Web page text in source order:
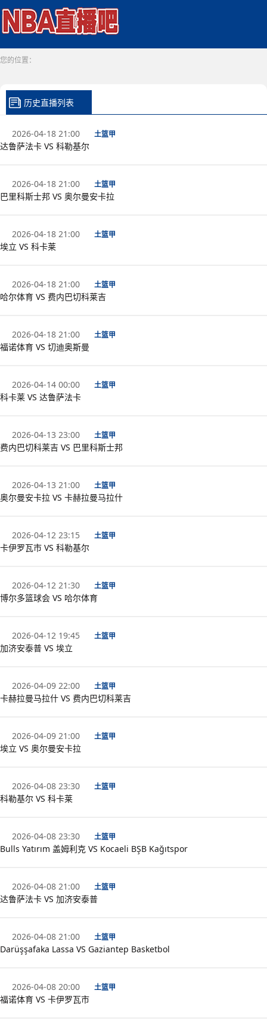
您的位置：
历史直播列表
2026-04-18 21:00 土篮甲
达鲁萨法卡 VS 科勒基尔
2026-04-18 21:00 土篮甲
巴里科斯士邦 VS 奥尔曼安卡拉
2026-04-18 21:00 土篮甲
埃立 VS 科卡莱
2026-04-18 21:00 土篮甲
哈尔体育 VS 费内巴切科莱吉
2026-04-18 21:00 土篮甲
福诺体育 VS 切迪奥斯曼
2026-04-14 00:00 土篮甲
科卡莱 VS 达鲁萨法卡
2026-04-13 23:00 土篮甲
费内巴切科莱吉 VS 巴里科斯士邦
2026-04-13 21:00 土篮甲
奥尔曼安卡拉 VS 卡赫拉曼马拉什
2026-04-12 23:15 土篮甲
卡伊罗瓦市 VS 科勒基尔
2026-04-12 21:30 土篮甲
博尔多篮球会 VS 哈尔体育
2026-04-12 19:45 土篮甲
加济安泰普 VS 埃立
2026-04-09 22:00 土篮甲
卡赫拉曼马拉什 VS 费内巴切科莱吉
2026-04-09 21:00 土篮甲
埃立 VS 奥尔曼安卡拉
2026-04-08 23:30 土篮甲
科勒基尔 VS 科卡莱
2026-04-08 23:30 土篮甲
Bulls Yatırım 盖姆利克 VS Kocaeli BŞB Kağıtspor
2026-04-08 21:00 土篮甲
达鲁萨法卡 VS 加济安泰普
2026-04-08 21:00 土篮甲
Darüşşafaka Lassa VS Gaziantep Basketbol
2026-04-08 20:00 土篮甲
福诺体育 VS 卡伊罗瓦市